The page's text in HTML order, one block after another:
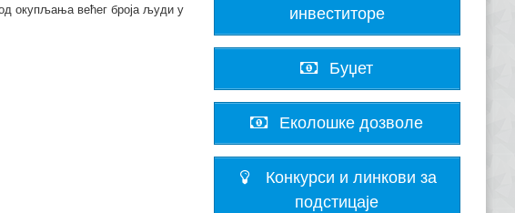
окупљања већег броја људи у
инвеститоре
Буџет
Еколошке дозволе
Конкурси и линкови за
подстицаје